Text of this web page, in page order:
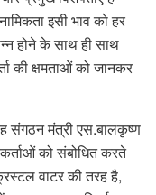
इसी भाव को हर
होने के साथ ही साथ
की क्षमताओं को जानकर
संगठन मंत्री एस.बालकृष्ण
को संबोधित करते
वाटर की तरह है,